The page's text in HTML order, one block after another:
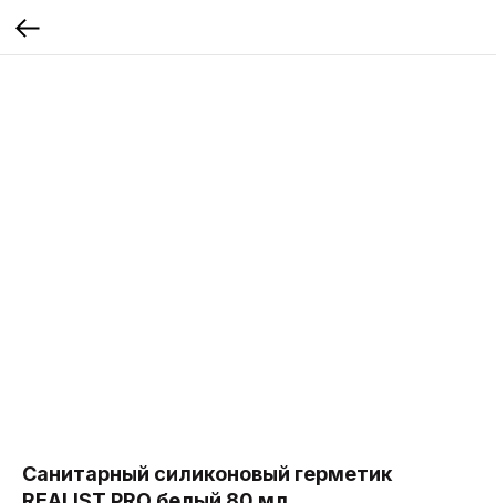
Санитарный силиконовый герметик